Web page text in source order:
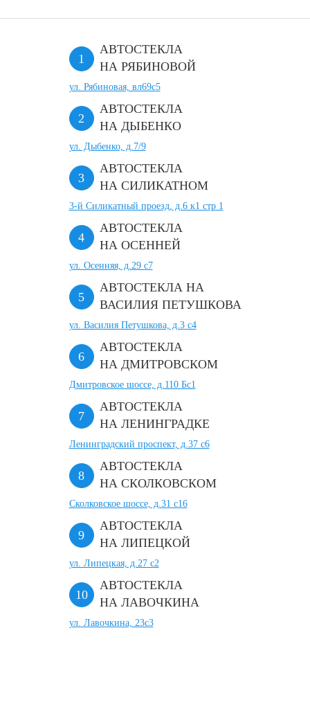
АВТОСТЕКЛА
НА РЯБИНОВОЙ
ул. Рябиновая, вл69с5
АВТОСТЕКЛА
НА ДЫБЕНКО
ул. Дыбенко, д.7/9
АВТОСТЕКЛА
НА СИЛИКАТНОМ
3-й Силикатный проезд, д.6 к1 стр 1
АВТОСТЕКЛА
НА ОСЕННЕЙ
ул. Осенняя, д.29 с7
АВТОСТЕКЛА НА
ВАСИЛИЯ ПЕТУШКОВА
ул. Василия Петушкова, д.3 с4
АВТОСТЕКЛА
НА ДМИТРОВСКОМ
Дмитровское шоссе, д.110 Бс1
АВТОСТЕКЛА
НА ЛЕНИНГРАДКЕ
Ленинградский проспект, д.37 c6
АВТОСТЕКЛА
НА СКОЛКОВСКОМ
Сколковское шоссе, д.31 с16
АВТОСТЕКЛА
НА ЛИПЕЦКОЙ
ул. Липецкая, д.27 с2
АВТОСТЕКЛА
НА ЛАВОЧКИНА
ул. Лавочкина, 23с3